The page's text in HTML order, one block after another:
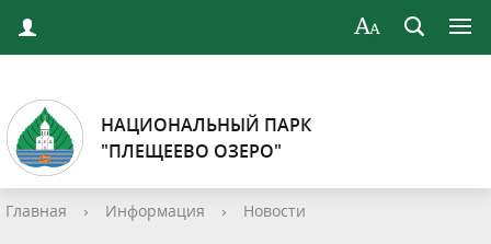
НАЦИОНАЛЬНЫЙ ПАРК
"ПЛЕЩЕЕВО ОЗЕРО"
Главная › Информация › Новости